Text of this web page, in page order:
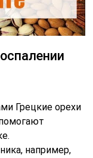
Грецкие орехи
например,